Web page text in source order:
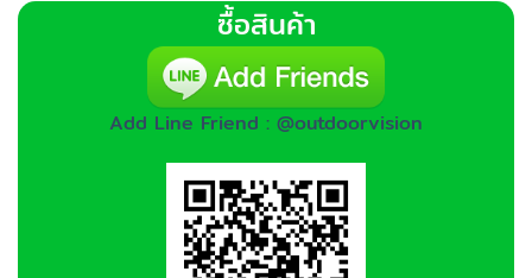
ซื้อสินค้า
Add Line Friend : @outdoorvision